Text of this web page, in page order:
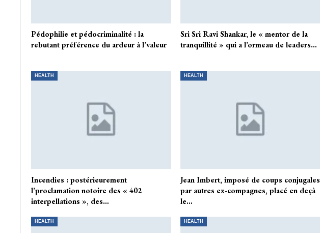
Pédophilie et pédocriminalité : la
rebutant préférence du ardeur à l’valeur
Sri Sri Ravi Shankar, le « mentor de la
tranquillité » qui a l’ormeau de leaders…
HEALTH
Incendies : postérieurement
l’proclamation notoire des « 402
interpellations », des…
HEALTH
Jean Imbert, imposé de coups conjugales
par autres ex-compagnes, placé en deçà
le…
HEALTH HEALTH